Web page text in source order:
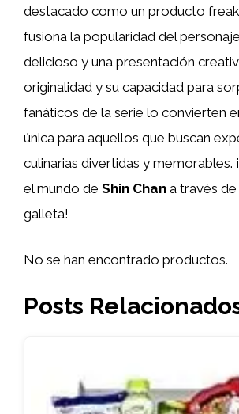
destacado como un producto
fusiona la popularidad del
delicioso y una presentación
originalidad y su capacidad para
fanáticos de la serie lo convierten
única para aquellos que buscan
culinarias divertidas y memorables.
el mundo de Shin Chan a través
galleta!
No se han encontrado productos.
Posts